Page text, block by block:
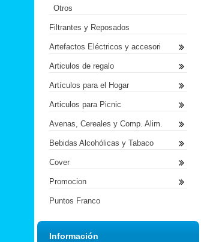
Otros
Filtrantes y Reposados
Artefactos Eléctricos y accesori
Articulos de regalo
Artículos para el Hogar
Articulos para Picnic
Avenas, Cereales y Comp. Alim.
Bebidas Alcohólicas y Tabaco
Cover
Promocion
Puntos Franco
Información